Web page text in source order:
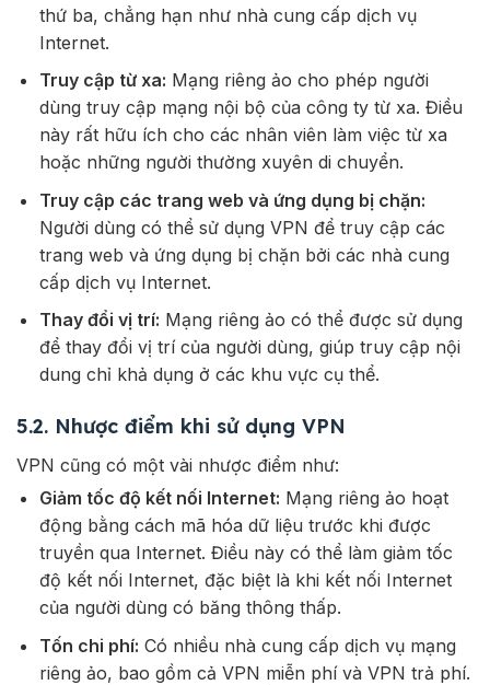
thứ ba, chẳng hạn như nhà cung cấp dịch vụ
Internet.
Truy cập từ xa: Mạng riêng ảo cho phép người
dùng truy cập mạng nội bộ của công ty từ xa. Điều
này rất hữu ích cho các nhân viên làm việc từ xa
hoặc những người thường xuyên di chuyển.
Truy cập các trang web và ứng dụng bị chặn:
Người dùng có thể sử dụng VPN để truy cập các
trang web và ứng dụng bị chặn bởi các nhà cung
cấp dịch vụ Internet.
Thay đổi vị trí: Mạng riêng ảo có thể được sử dụng
để thay đổi vị trí của người dùng, giúp truy cập nội
dung chỉ khả dụng ở các khu vực cụ thể.
5.2. Nhược điểm khi sử dụng VPN
VPN cũng có một vài nhược điểm như:
Giảm tốc độ kết nối Internet: Mạng riêng ảo hoạt
động bằng cách mã hóa dữ liệu trước khi được
truyền qua Internet. Điều này có thể làm giảm tốc
độ kết nối Internet, đặc biệt là khi kết nối Internet
của người dùng có băng thông thấp.
Tốn chi phí: Có nhiều nhà cung cấp dịch vụ mạng
riêng ảo, bao gồm cả VPN miễn phí và VPN trả phí.